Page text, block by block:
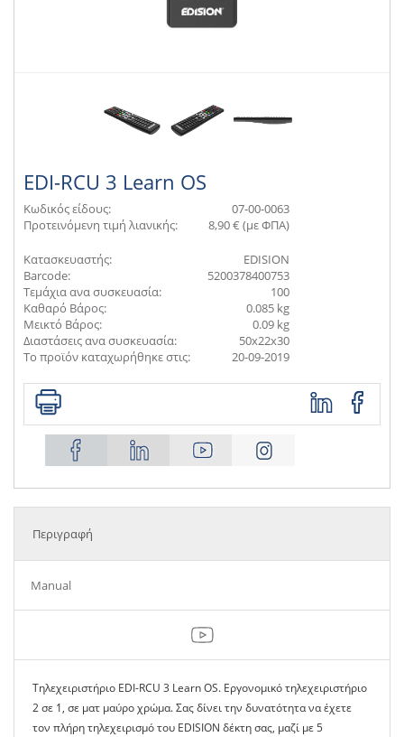
EDI-RCU 3 Learn OS
Κωδικός είδους:
07-00-0063
Προτεινόμενη τιμή λιανικής:
8,90 € (με ΦΠΑ)
Κατασκευαστής:
EDISION
Barcode:
5200378400753
Τεμάχια ανα συσκευασία:
100
Καθαρό Βάρος:
0.085 kg
Μεικτό Βάρος:
0.09 kg
Διαστάσεις ανα συσκευασία:
50x22x30
Το προϊόν καταχωρήθηκε στις:
20-09-2019
Περιγραφή
Manual
Τηλεχειριστήριο EDI-RCU 3 Learn OS. Εργονομικό τηλεχειριστήριο
2 σε 1, σε ματ μαύρο χρώμα. Σας δίνει την δυνατότητα να έχετε
τον πλήρη τηλεχειρισμό του EDISION δέκτη σας, μαζί με 5